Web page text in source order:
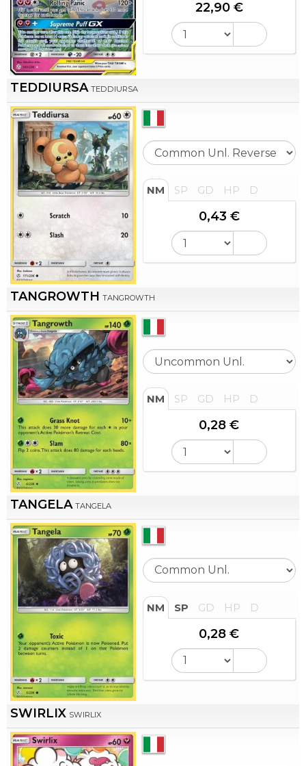
22,90 €
TEDDIURSA TEDDIURSA
NM SP GD HP D
0,43 €
TANGROWTH TANGROWTH
NM SP GD HP D
0,28 €
TANGELA TANGELA
NM SP GD HP D
0,28 €
SWIRLIX SWIRLIX